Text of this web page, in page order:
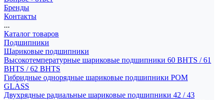
Бренды
Контакты
...
Каталог товаров
Подшипники
Шариковые подшипники
Высокотемпературные шариковые подшипники 60 BHTS / 61
BHTS / 62 BHTS
Гибридные однорядные шариковые подшипники POM
GLASS
Двухрядные радиальные шариковые подшипники 42 / 43